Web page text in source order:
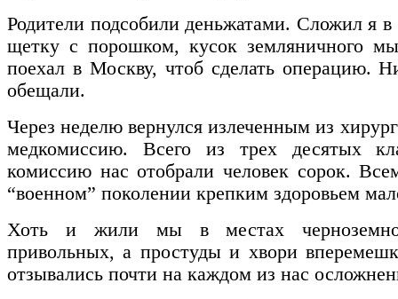
Родители подсобили деньжатами. Сложил я
щетку с порошком, кусок земляничного
поехал в Москву, чтоб сделать операцию.
обещали.
Через неделю вернулся излеченным из
медкомиссию. Всего из трех десятых
комиссию нас отобрали человек сорок.
“военном” поколении крепким здоровьем
Хоть и жили мы в местах
привольных, а простуды и хвори
отзывались почти на каждом из нас